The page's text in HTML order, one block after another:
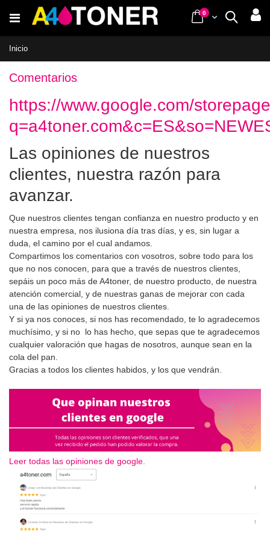
al
Buscar
Cart
0items
Inicio
Comentarios
https://www.google.com/
Las opiniones de nuestros
clientes, nuestra razón para
avanzar.
Que nuestros clientes tengan confianza en nuestro producto y en
nuestra empresa, nos ilusiona día tras días, y es, sin lugar a
duda, el camino por el cual andamos.
Compartimos los comentarios con vosotros, sobre todo para los
que no nos conocen, para que a través de nuestros clientes,
sepáis un poco más de A4toner, de nuestro producto, de nuestra
atención comercial, y de nuestras ganas de mejorar con cada
una de las opiniones de nuestros clientes.
Y si ya nos conoces, si nos has recomendado, te lo agradecemos
muchísimo, y si no lo has hecho, que sepas que te agradecemos
cualquier valoración que hagas de nosotros, aunque sean en la
cola del pan.
Gracias a todos los clientes habidos, y los que vendrán.
Leer todas las opiniones de google.